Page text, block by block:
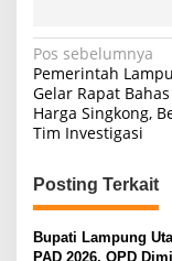
N
a
v
g
a
s
Pos sebelumnya
Pemerintah
Gelar Rapat
Harga Singkong,
Tim Investigasi
Posting Terkait
Bupati Lampung
PAD 2026, OPD